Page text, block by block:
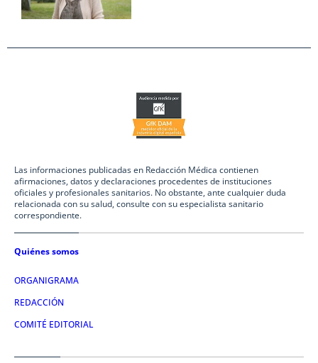
Las informaciones publicadas en Redacción Médica contienen
afirmaciones, datos y declaraciones procedentes de instituciones
oficiales y profesionales sanitarios. No obstante, ante cualquier duda
relacionada con su salud, consulte con su especialista sanitario
correspondiente.
Quiénes somos
ORGANIGRAMA
REDACCIÓN
COMITÉ EDITORIAL